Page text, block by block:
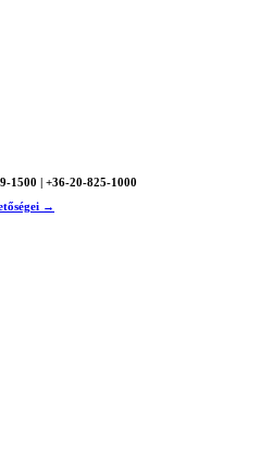
1500 | +36-20-825-1000
→